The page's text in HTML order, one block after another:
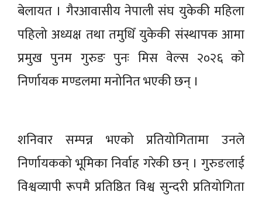
बेलायत । गैरआवासीय नेपाली संघ युकेकी महिला
पहिलो अध्यक्ष तथा तमुधिँ युकेकी संस्थापक आमा
प्रमुख पुनम गुरुङ पुनः मिस वेल्स २०२६ को
निर्णायक मण्डलमा मनोनित भएकी छन् ।
शनिवार सम्पन्न भएको प्रतियोगितामा उनले
निर्णायकको भूमिका निर्वाह गरेकी छन् । गुरुङलाई
विश्वव्यापी रूपमै प्रतिष्ठित विश्व सुन्दरी प्रतियोगिता